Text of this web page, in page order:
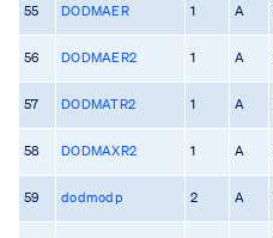
55 DODMAER 1 A
56 DODMAER2 1 A
57 DODMATR2 1 A
58 DODMAXR2 1 A
59 dodmodp 2 A